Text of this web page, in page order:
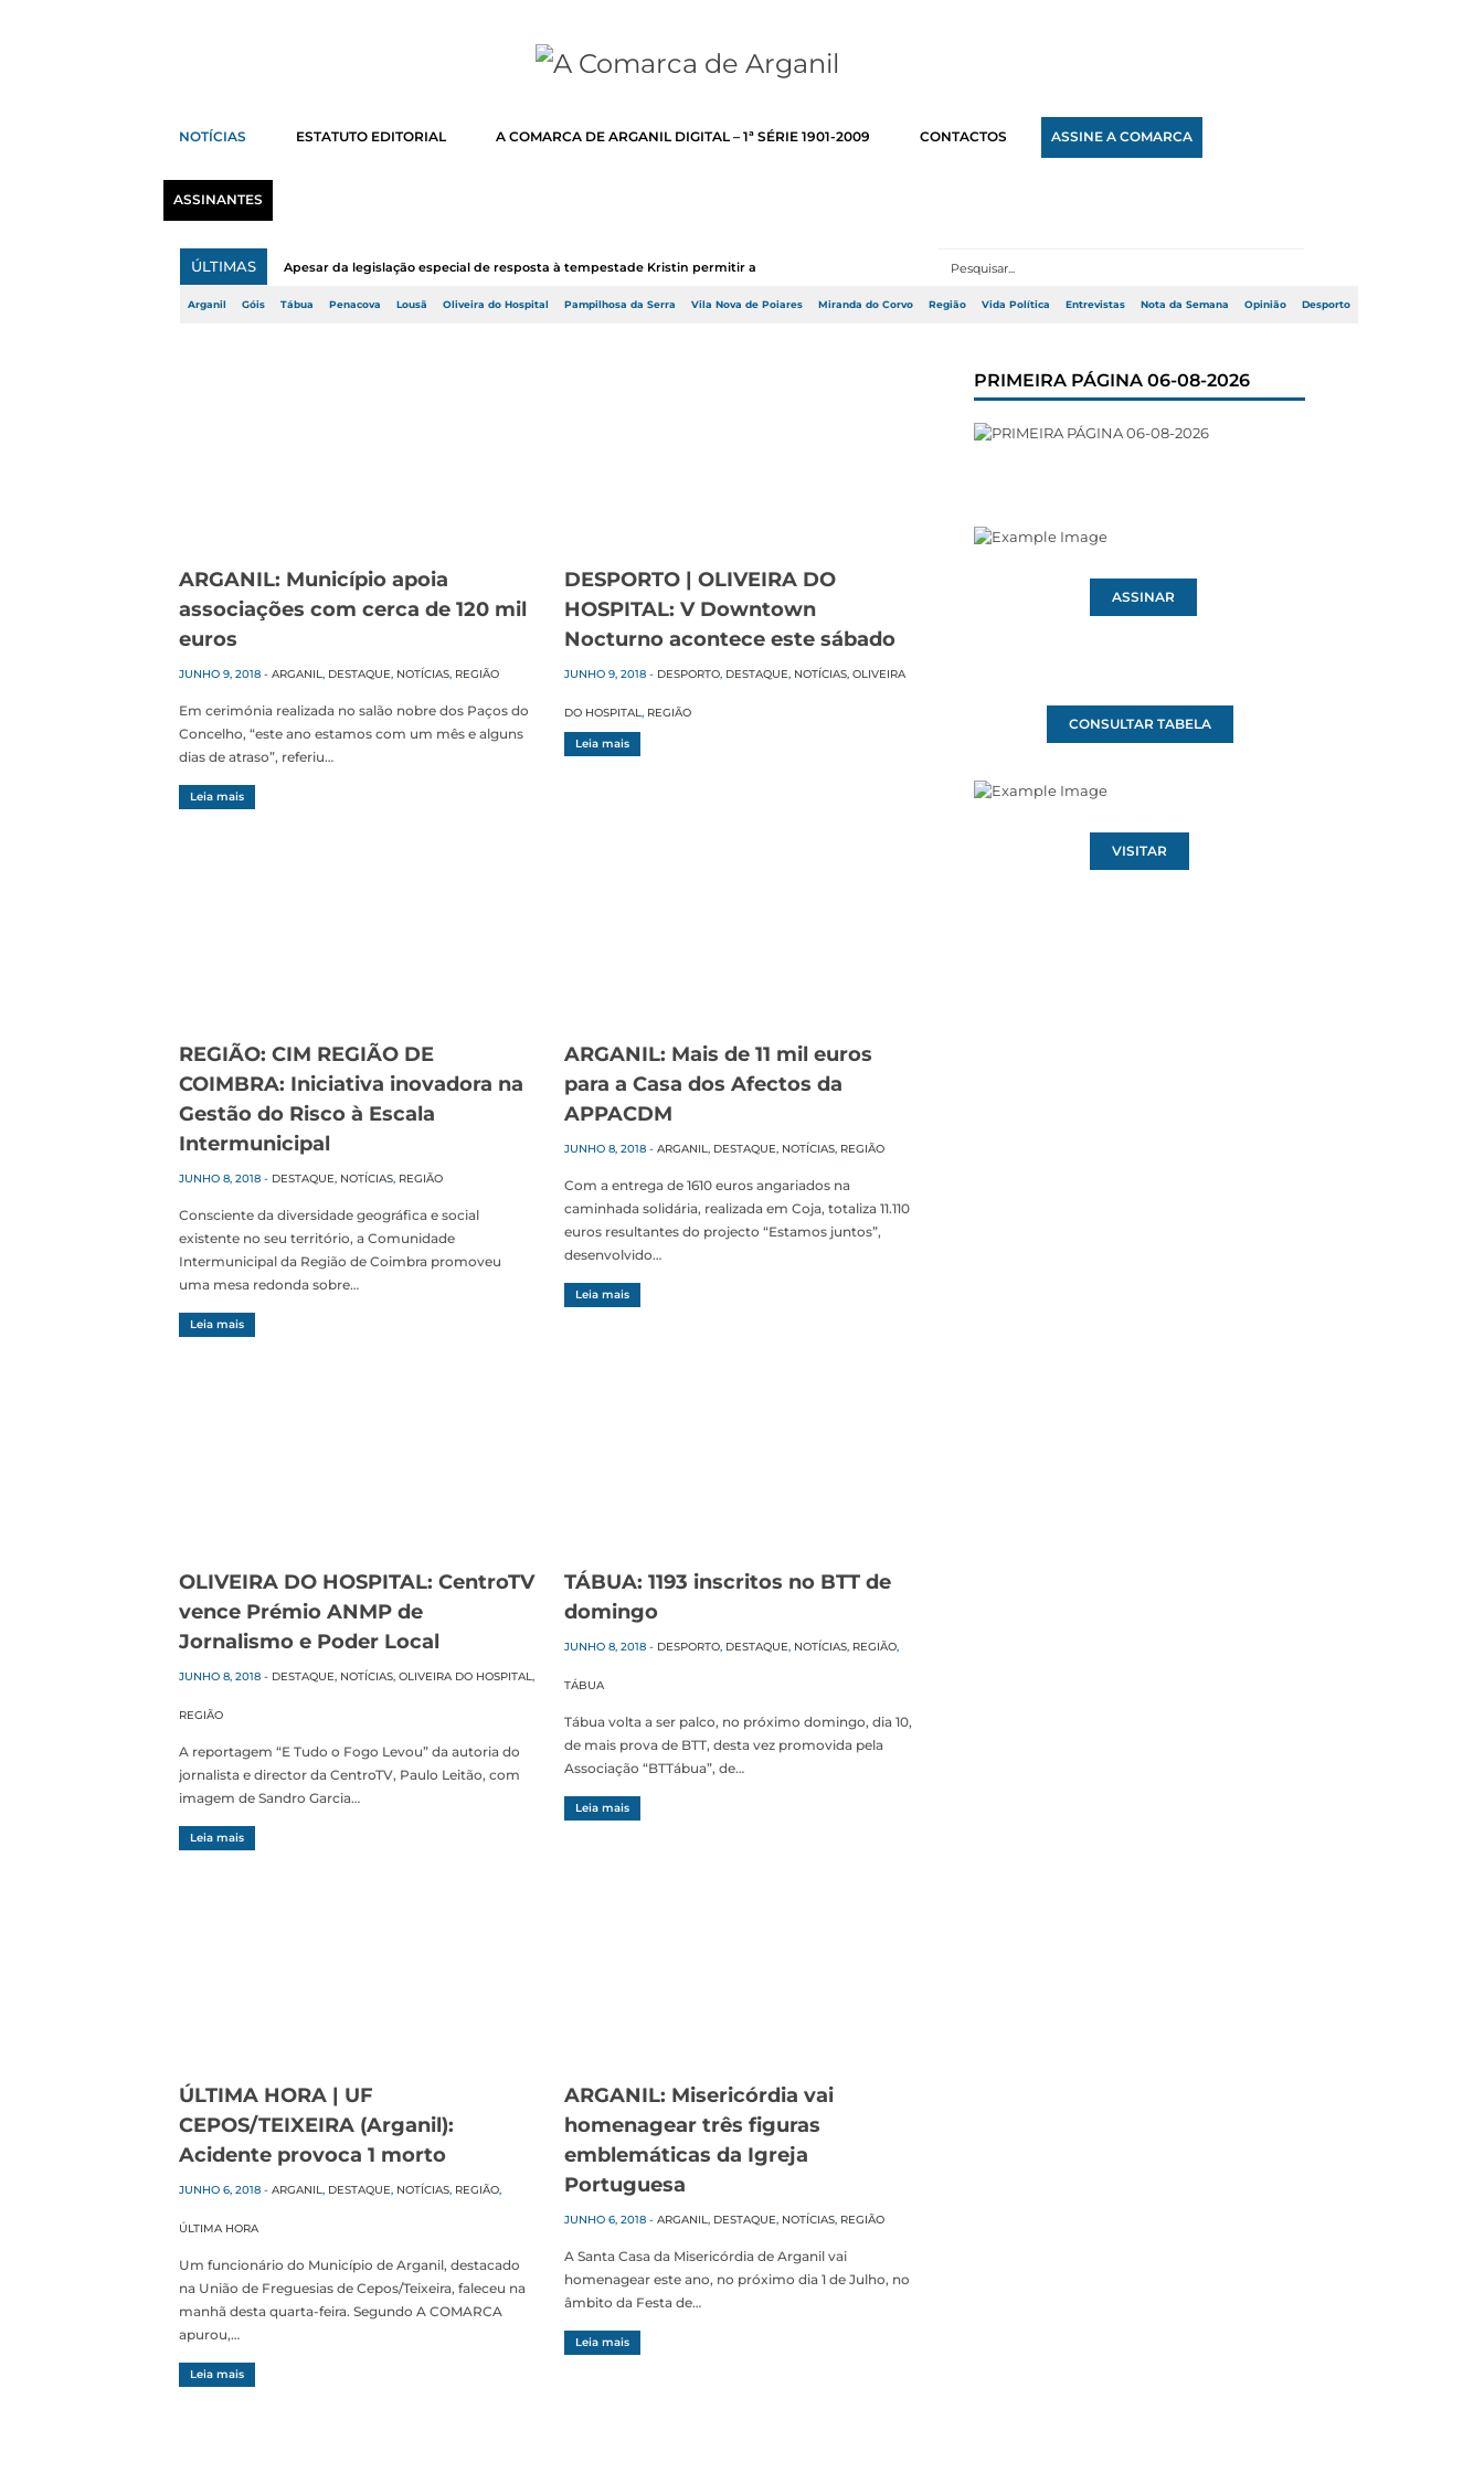
NOTÍCIAS ESTATUTO EDITORIAL A COMARCA DE ARGANIL DIGITAL – 1ª SÉRIE 1901-2009 CONTACTOS ASSINE A COMARCA
ASSINANTES
ÚLTIMAS Apesar da legislação especial de resposta à tempestade Kristin permitir a adj...
Arganil Góis Tábua Penacova Lousã Oliveira do Hospital Pampilhosa da Serra Vila Nova de Poiares Miranda do Corvo Região Vida Política Entrevistas Nota da Semana Opinião Desporto
ARGANIL: Município apoia
associações com cerca de 120 mil
euros
JUNHO 9, 2018 - ARGANIL, DESTAQUE, NOTÍCIAS, REGIÃO
Em cerimónia realizada no salão nobre dos Paços do
Concelho, “este ano estamos com um mês e alguns
dias de atraso”, referiu…
Leia mais
DESPORTO | OLIVEIRA DO
HOSPITAL: V Downtown
Nocturno acontece este sábado
JUNHO 9, 2018 - DESPORTO, DESTAQUE, NOTÍCIAS,OLIVEIRA
DO HOSPITAL, REGIÃO
Leia mais
REGIÃO: CIM REGIÃO DE
COIMBRA: Iniciativa inovadora na
Gestão do Risco à Escala
Intermunicipal
JUNHO 8, 2018 - DESTAQUE, NOTÍCIAS, REGIÃO
Consciente da diversidade geográfica e social
existente no seu território, a Comunidade
Intermunicipal da Região de Coimbra promoveu
uma mesa redonda sobre…
Leia mais
ARGANIL: Mais de 11 mil euros
para a Casa dos Afectos da
APPACDM
JUNHO 8, 2018 -ARGANIL, DESTAQUE, NOTÍCIAS, REGIÃO
Com a entrega de 1610 euros angariados na
caminhada solidária, realizada em Coja, totaliza 11.110
euros resultantes do projecto “Estamos juntos”,
desenvolvido…
Leia mais
OLIVEIRA DO HOSPITAL: CentroTV
vence Prémio ANMP de
Jornalismo e Poder Local
JUNHO 8, 2018 - DESTAQUE, NOTÍCIAS, OLIVEIRA DO HOSPITAL,
REGIÃO
A reportagem “E Tudo o Fogo Levou” da autoria do
jornalista e director da CentroTV, Paulo Leitão, com
imagem de Sandro Garcia…
Leia mais
TÁBUA: 1193 inscritos no BTT de
domingo
JUNHO 8, 2018 - DESPORTO, DESTAQUE, NOTÍCIAS, REGIÃO,
TÁBUA
Tábua volta a ser palco, no próximo domingo, dia 10,
de mais prova de BTT, desta vez promovida pela
Associação “BTTábua”, de…
Leia mais
ÚLTIMA HORA | UF
CEPOS/TEIXEIRA (Arganil):
Acidente provoca 1 morto
JUNHO 6, 2018 - ARGANIL, DESTAQUE, NOTÍCIAS, REGIÃO,
ÚLTIMA HORA
Um funcionário do Município de Arganil, destacado
na União de Freguesias de Cepos/Teixeira, faleceu na
manhã desta quarta-feira. Segundo A COMARCA
apurou,…
Leia mais
ARGANIL: Misericórdia vai
homenagear três figuras
emblemáticas da Igreja
Portuguesa
JUNHO 6, 2018 -ARGANIL, DESTAQUE, NOTÍCIAS, REGIÃO
A Santa Casa da Misericórdia de Arganil vai
homenagear este ano, no próximo dia 1 de Julho, no
âmbito da Festa de…
Leia mais
PRIMEIRA PÁGINA 06-08-2026
ASSINAR
CONSULTAR TABELA
VISITAR